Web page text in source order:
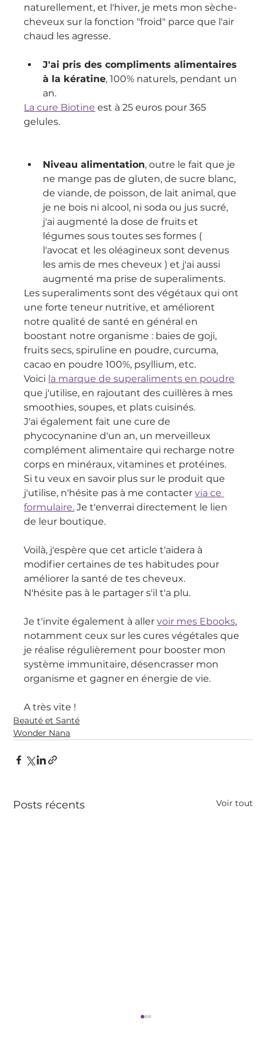
naturellement, et l'hiver, je mets mon sèche-
cheveux sur la fonction "froid" parce que l'air
chaud les agresse.
J'ai pris des compliments alimentaires
à la kératine, 100% naturels, pendant un
an.
La cure Biotine est à 25 euros pour 365
gelules.
Niveau alimentation, outre le fait que je
ne mange pas de gluten, de sucre blanc,
de viande, de poisson, de lait animal, que
je ne bois ni alcool, ni soda ou jus sucré,
j'ai augmenté la dose de fruits et
légumes sous toutes ses formes (
l'avocat et les oléagineux sont devenus
les amis de mes cheveux ) et j'ai aussi
augmenté ma prise de superaliments.
Les superaliments sont des végétaux qui ont
une forte teneur nutritive, et améliorent
notre qualité de santé en général en
boostant notre organisme : baies de goji,
fruits secs, spiruline en poudre, curcuma,
cacao en poudre 100%, psyllium, etc.
Voici la marque de superaliments en poudre
que j'utilise, en rajoutant des cuillères à mes
smoothies, soupes, et plats cuisinés.
J'ai également fait une cure de
phycocynanine d'un an, un merveilleux
complément alimentaire qui recharge notre
corps en minéraux, vitamines et protéines.
Si tu veux en savoir plus sur le produit que
j'utilise, n'hésite pas à me contacter via ce
formulaire. Je t'enverrai directement le lien
de leur boutique.
Voilà, j'espère que cet article t'aidera à
modifier certaines de tes habitudes pour
améliorer la santé de tes cheveux.
N'hésite pas à le partager s'il t'a plu.
Je t'invite également à aller voir mes Ebooks,
notamment ceux sur les cures végétales que
je réalise régulièrement pour booster mon
système immunitaire, désencrasser mon
organisme et gagner en énergie de vie.
A très vite !
Beauté et Santé
Wonder Nana
Posts récents Voir tout